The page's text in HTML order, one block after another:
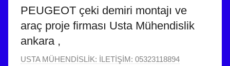
h
n
d
e
PEUGEOT çeki demiri montajı ve
araç proje firması Usta Mühendislik
ankara ,
1
USTA MÜHENDİSLİK: İLETİŞİM: 05323118894